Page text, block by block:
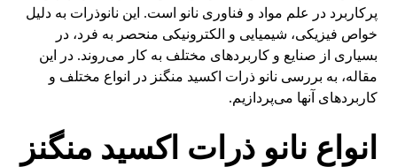
پرکاربرد در علم مواد و فناوری نانو است. این نانوذرات به دلیل
خواص فیزیکی، شیمیایی و الکترونیکی منحصر به فرد، در
بسیاری از صنایع و کاربردهای مختلف به کار می‌روند. در این
مقاله، به بررسی نانو ذرات اکسید منگنز در انواع مختلف و
کاربردهای آنها می‌پردازیم.
انواع نانو ذرات اکسید منگنز